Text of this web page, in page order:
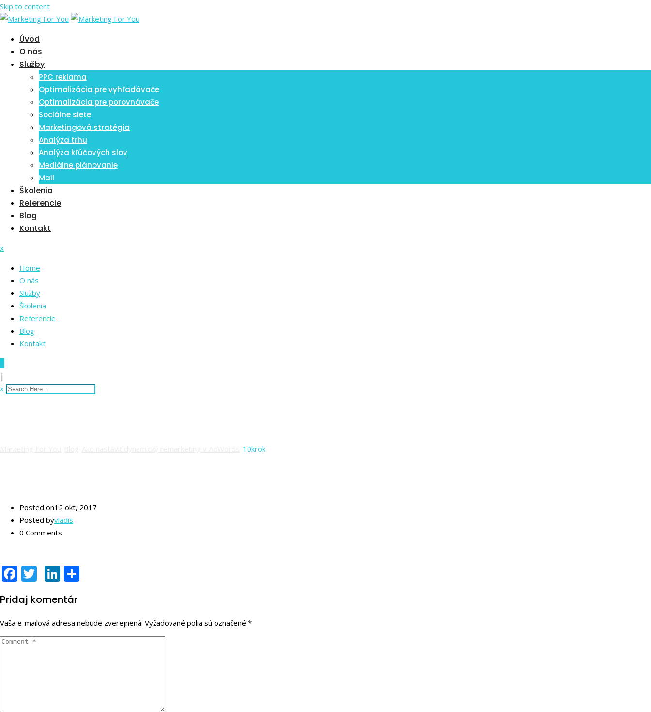
Skip to content
Úvod
O nás
Služby
PPC reklama
Optimalizácia pre vyhľadávače
Optimalizácia pre porovnávače
Sociálne siete
Marketingová stratégia
Analýza trhu
Analýza kľúčových slov
Mediálne plánovanie
Mail
Školenia
Referencie
Blog
Kontakt
x
Home
O nás
Služby
Školenia
Referencie
Blog
Kontakt
|
x
10krok
Posted on12 okt, 2017
Posted byvladis
0 Comments
Facebook
TwitterLinkedIn
Pridaj komentár
Vaša e-mailová adresa nebude zverejnená. Vyžadované polia sú označené *